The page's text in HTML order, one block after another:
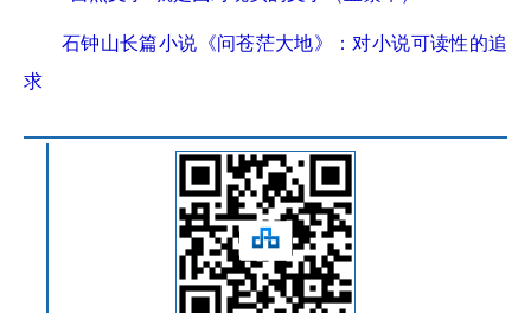
石钟山长篇小说《问苍茫大地》：对小说可读性的追
求